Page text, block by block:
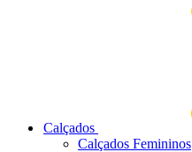
Calçados
Calçados Femininos